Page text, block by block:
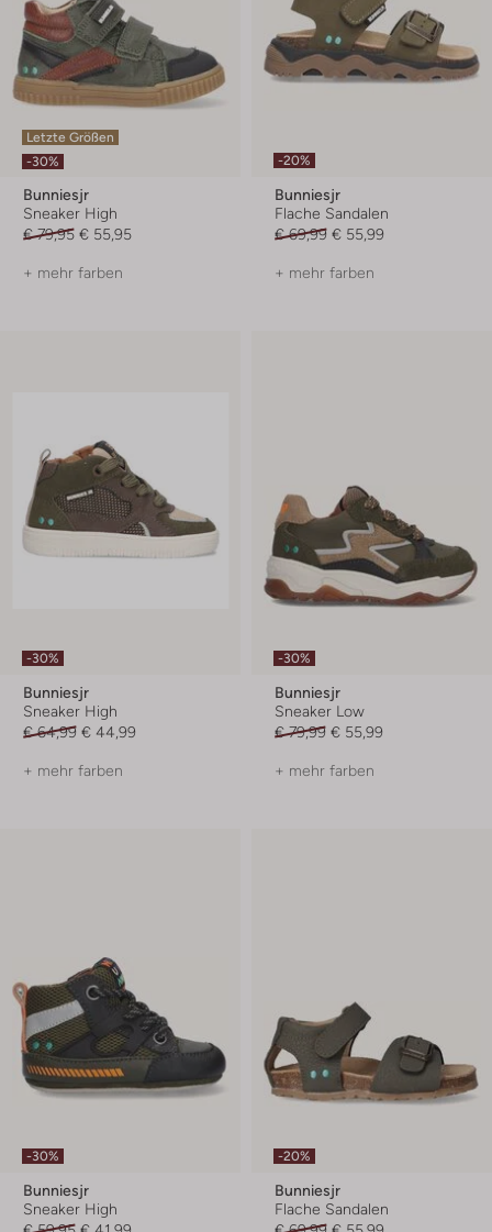
Letzte Größen
-30%
Bunniesjr
Sneaker High
€ 79,95 € 55,95
+ mehr farben
-20%
Bunniesjr
Flache Sandalen
€ 69,99 € 55,99
+ mehr farben
-30%
Bunniesjr
Sneaker High
€ 64,99 € 44,99
+ mehr farben
-30%
Bunniesjr
Sneaker Low
€ 79,99 € 55,99
+ mehr farben
-30%
Bunniesjr
Sneaker High
-20%
Bunniesjr
Flache Sandalen